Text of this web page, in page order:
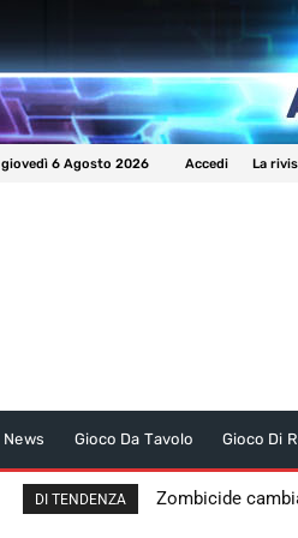
giovedì 6 Agosto 2026 Accedi La
News Gioco Da Tavolo Gioco Di
DI TENDENZA Zombicide